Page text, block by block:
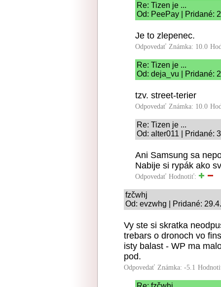
Re: Tizen je ...
Od: PeePay | Pridané:
Je to zlepenec.
Odpovedať Známka: 10.0
Re: Tizen je ...
Od: deja_vu | Pridané:
tzv. street-terier
Odpovedať Známka: 10.0
Re: Tizen je ...
Od: alter011 | Pridané:
Ani Samsung sa
Nabije si rypák ako
Odpovedať Hodnotiť:
fzčwhj
Od: evzwhg | Pridané:
Vy ste si skratka
trebars o dronoch vo
isty balast - WP ma
pod.
Odpovedať Známka: -5.1